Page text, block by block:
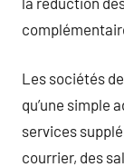
Les sociétés
qu’une simple
services
courrier, des